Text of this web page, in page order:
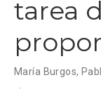
tarea
María Burgos,